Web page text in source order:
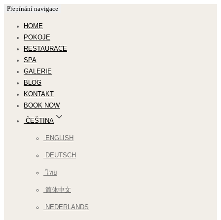
Přepínání navigace
HOME
POKOJE
RESTAURACE
SPA
GALERIE
BLOG
KONTAKT
BOOK NOW
ČEŠTINA
ENGLISH
DEUTSCH
ไทย
简体中文
NEDERLANDS